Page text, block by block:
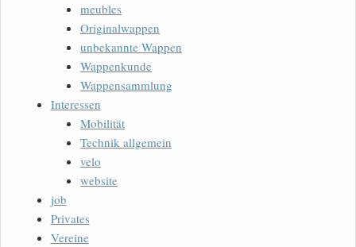
meubles
Originalwappen
unbekannte Wappen
Wappenkunde
Wappensammlung
Interessen
Mobilität
Technik allgemein
velo
website
job
Privates
Vereine